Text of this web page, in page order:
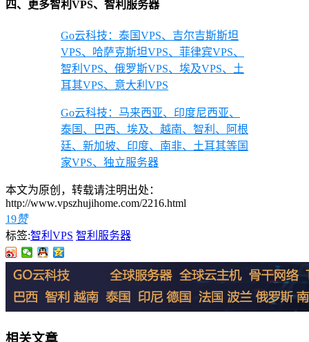
四、更多智利VPS、智利服务器
Go云科技：泰国VPS、吉尔吉斯斯坦
VPS、哈萨克斯坦VPS、菲律宾VPS、
智利VPS、俄罗斯VPS、埃及VPS、土
耳其VPS、意大利VPS
Go云科技：马来西亚、印度尼西亚、
泰国、巴西、埃及、越南、智利、阿根
廷、新加坡、印度、南非、土耳其等国
家VPS、独立服务器
本文为原创，转载请注明出处：
http://www.vpszhujihome.com/2216.html
19赞
标签:智利VPS 智利服务器
相关文章